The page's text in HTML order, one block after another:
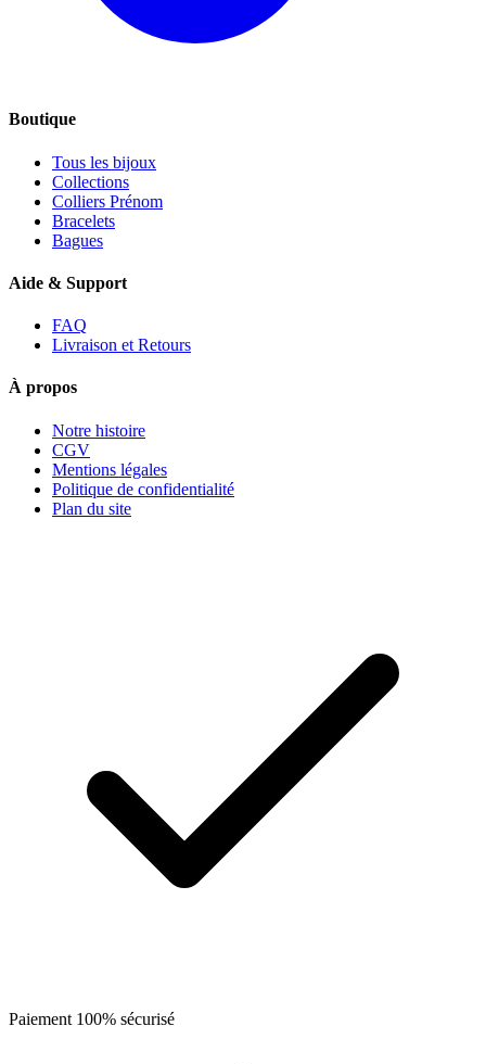
Boutique
Tous les bijoux
Collections
Colliers Prénom
Bracelets
Bagues
Aide & Support
FAQ
Livraison et Retours
À propos
Notre histoire
CGV
Mentions légales
Politique de confidentialité
Plan du site
Paiement 100% sécurisé